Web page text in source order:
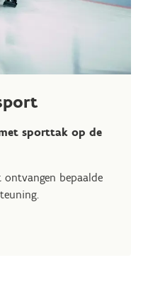
sporttak op de
bepaalde